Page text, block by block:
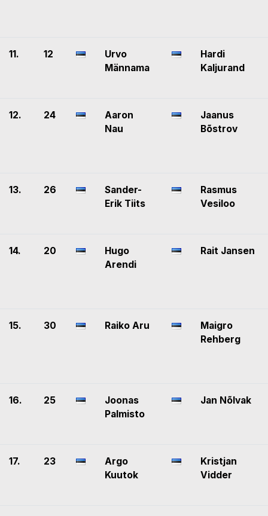
11. 12
Urvo
Männama
Hardi
Kaljurand
12. 24
Aaron
Nau
Jaanus
Bõstrov
13. 26
Sander-
Erik Tiits
Rasmus
Vesiloo
14. 20
Hugo
Arendi
Rait Jansen
15. 30 Raiko Aru
Maigro
Rehberg
16. 25
Joonas
Palmisto
Jan Nõlvak
17. 23
Argo
Kuutok
Kristjan
Vidder